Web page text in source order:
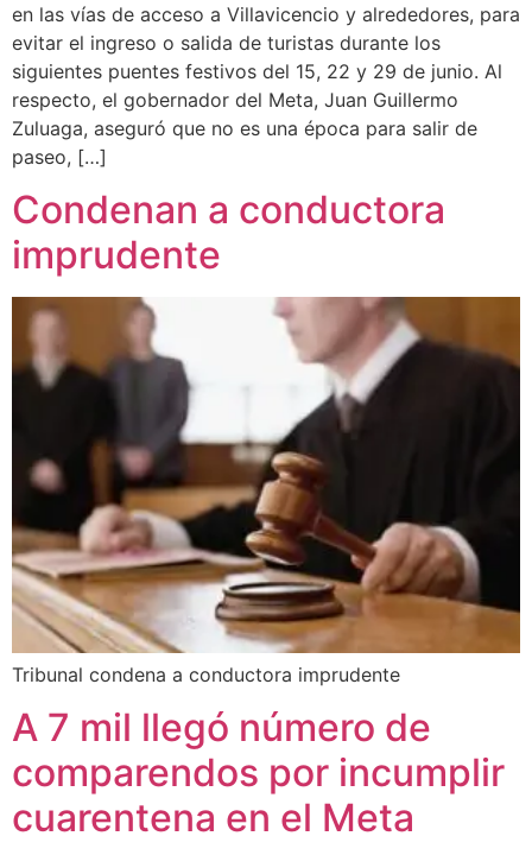
en las vías de acceso a Villavicencio y alrededores, para
evitar el ingreso o salida de turistas durante los
siguientes puentes festivos del 15, 22 y 29 de junio. Al
respecto, el gobernador del Meta, Juan Guillermo
Zuluaga, aseguró que no es una época para salir de
paseo, […]
Condenan a conductora
imprudente
Tribunal condena a conductora imprudente
A 7 mil llegó número de
comparendos por incumplir
cuarentena en el Meta